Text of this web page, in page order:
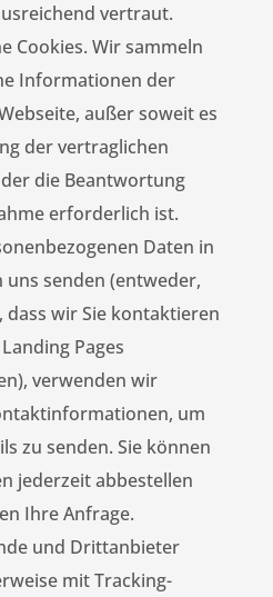
vertraut.
Cookies. Wir sammeln
Informationen der
außer soweit es
der vertraglichen
die Beantwortung
erforderlich ist.
Daten in
uns senden (entweder,
dass wir Sie kontaktieren
Pages
verwenden wir
um
zu senden. Sie können
jederzeit abbestellen
Ihre Anfrage.
und Drittanbieter
mit Tracking-